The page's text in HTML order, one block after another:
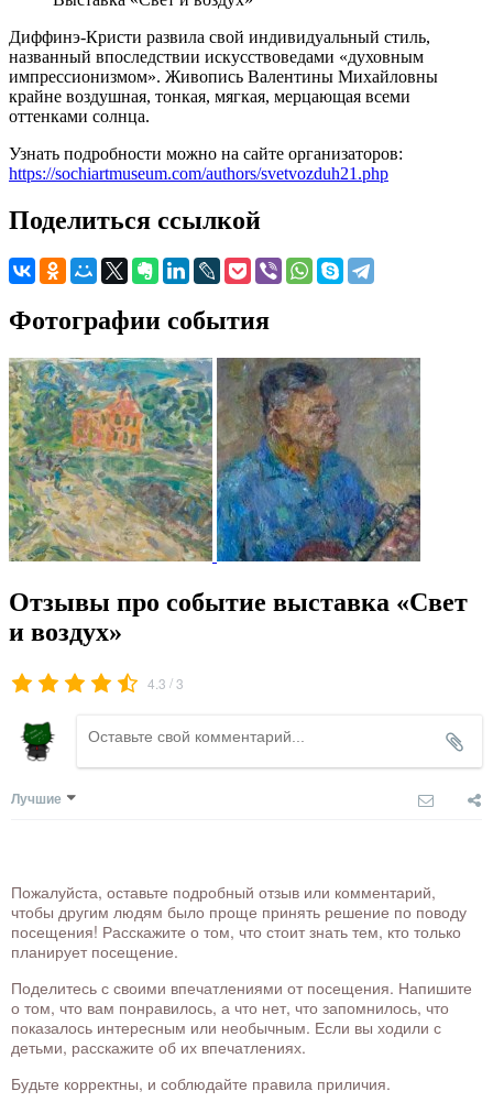
Диффинэ-Кристи развила свой индивидуальный стиль,
названный впоследствии искусствоведами «духовным
импрессионизмом». Живопись Валентины Михайловны
крайне воздушная, тонкая, мягкая, мерцающая всеми
оттенками солнца.
Узнать подробности можно на сайте организаторов:
https://sochiartmuseum.com/authors/svetvozduh21.php
Поделиться ссылкой
Фотографии события
Отзывы про событие выставка «Свет
и воздух»
4.3 /3
Лучшие
Пожалуйста, оставьте подробный отзыв или комментарий,
чтобы другим людям было проще принять решение по поводу
посещения! Расскажите о том, что стоит знать тем, кто только
планирует посещение.
Поделитесь с своими впечатлениями от посещения. Напишите
о том, что вам понравилось, а что нет, что запомнилось, что
показалось интересным или необычным. Если вы ходили с
детьми, расскажите об их впечатлениях.
Будьте корректны, и соблюдайте правила приличия.